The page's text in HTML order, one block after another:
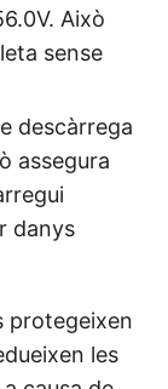
Això
sense
descàrrega
assegura
danys
protegeixen
les